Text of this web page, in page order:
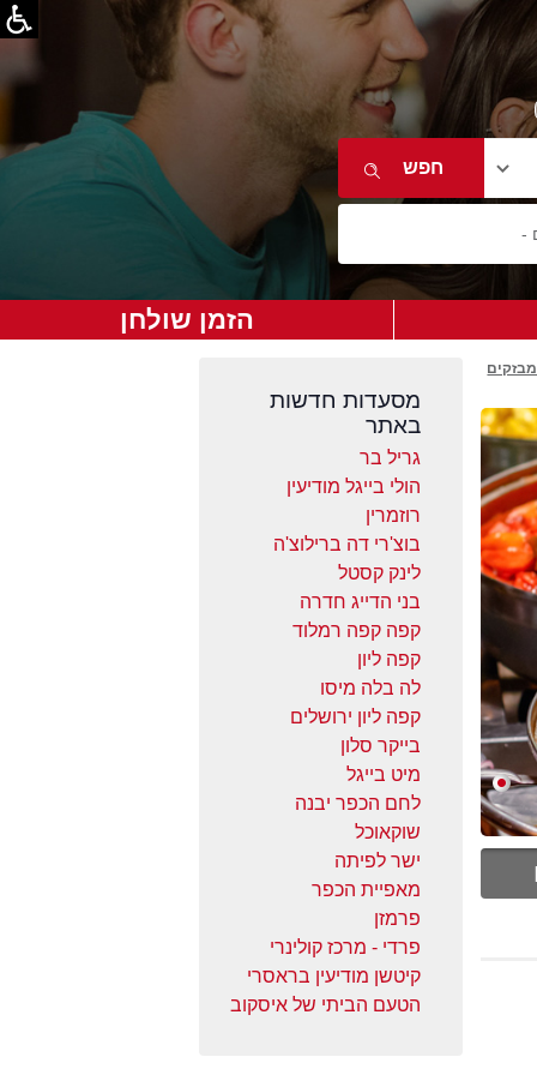
הזמן שולחן
מסעדות חדשות
באתר
גריל בר
הולי בייגל מודיעין
רוזמרין
בוצ'רי דה ברילוצ'ה
לינק קסטל
בני הדייג חדרה
קפה קפה רמלוד
קפה ליון
לה בלה מיסו
קפה ליון ירושלים
בייקר סלון
מיט בייגל
לחם הכפר יבנה
שוקאוכל
ישר לפיתה
מאפיית הכפר
פרמזן
פרדי - מרכז קולינרי
קיטשן מודיעין בראסרי
הטעם הביתי של איסקוב